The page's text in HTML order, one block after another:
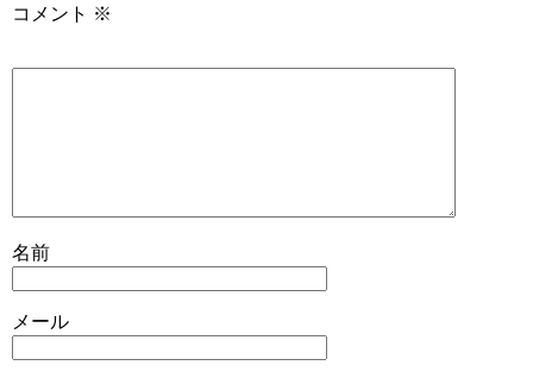
コメント ※
名前
メール